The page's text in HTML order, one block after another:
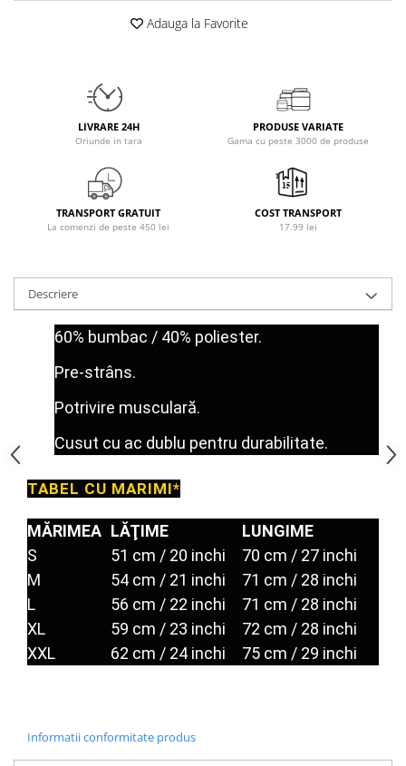
Power System
Raw Nutrition
Revoflex
RIPT
Scitec
Scivation
Skill Nutrition
Smart Shake
Under Armour
Universal
Vitargo
Weider
Adauga la Favorite
LIVRARE 24H
Oriunde in tara
PRODUSE VARIATE
Gama cu peste 3000 de produse
TRANSPORT GRATUIT
La comenzi de peste 450 lei
COST TRANSPORT
17.99 lei
Descriere
60% bumbac / 40% poliester.
Pre-strâns.
Potrivire musculară.
Cusut cu ac dublu pentru durabilitate.
TABEL CU MARIMI*
MĂRIMEA LĂŢIME
LUNGIME
S
51 cm / 20 inchi
70 cm / 27 inchi
M
54 cm / 21 inchi
71 cm / 28 inchi
L
56 cm / 22 inchi
71 cm / 28 inchi
XL
59 cm / 23 inchi
72 cm / 28 inchi
XXL
62 cm / 24 inchi 75 cm / 29 inchi
Informatii conformitate produs